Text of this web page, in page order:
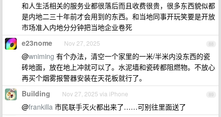
和人生活相关的服务业都很落后而且收费很贵，很多东西貌似都
是内地二三十年前才会用到的东西。和当地同事开玩笑要是开放
市场准入内地分分钟把当地企业卷死
88
e23nome Nov 27, 2025
@wniming 有个办法，清空一个家里的一米/半米内没东西的瓷
砖地面，放在地上冲就可以了。水泥墙和瓷砖都阻燃物。不放心
再买个烟雾报警器安装在天花板就行了。
89
Building Nov 27, 2025 via iPhone
@frankilla 市民联手灭火都出来了……可别往里面送了